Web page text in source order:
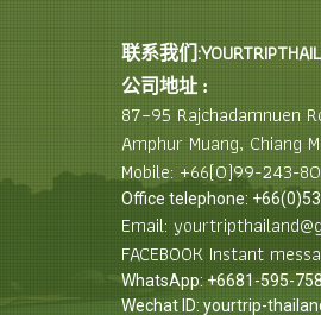
联系我们
公司地址 :
87–95 Rajchadamnuen
Amphur Muang, Chiang
Mobile: +66(0)99-243-
Office telephone:
Email:
FACEBOOK Instant
WhatsApp: +6681-595-
Wechat ID: yourtrip-